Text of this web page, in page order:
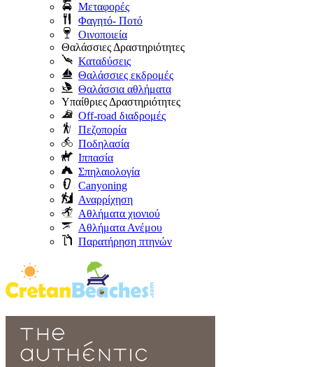
Μεταφορές
Φαγητό- Ποτό
Οινοποιεία
Θαλάσσιες Δραστηριότητες
Καταδύσεις
Θαλάσσιες εκδρομές
Θαλάσσια αθλήματα
Υπαίθριες Δραστηριότητες
Off-road διαδρομές
Πεζοπορία
Ποδηλασία
Ιππασία
Σπηλαιολογία
Canyoning
Αναρρίχηση
Αθλήματα χιονιού
Αθλήματα Ανέμου
Παρατήρηση πτηνών